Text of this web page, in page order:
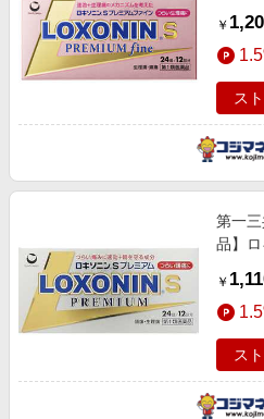
家電・PC・スマホ・カメラ
エンタメ
スポーツ・アウトドア・ゴルフ
旅行・レジャー・ホテル予約
金融・マネー・保険
デジタルコンテンツ
ビジネス・その他サービス
楽天ペイ導入ストア
楽天サービス特集
わくわく夏特集
Samsung ボーナスキャンペーン
週末の高還元 夏の長期版
ショ
￥
ス
第一
品】ロ
対象商
￥
ス